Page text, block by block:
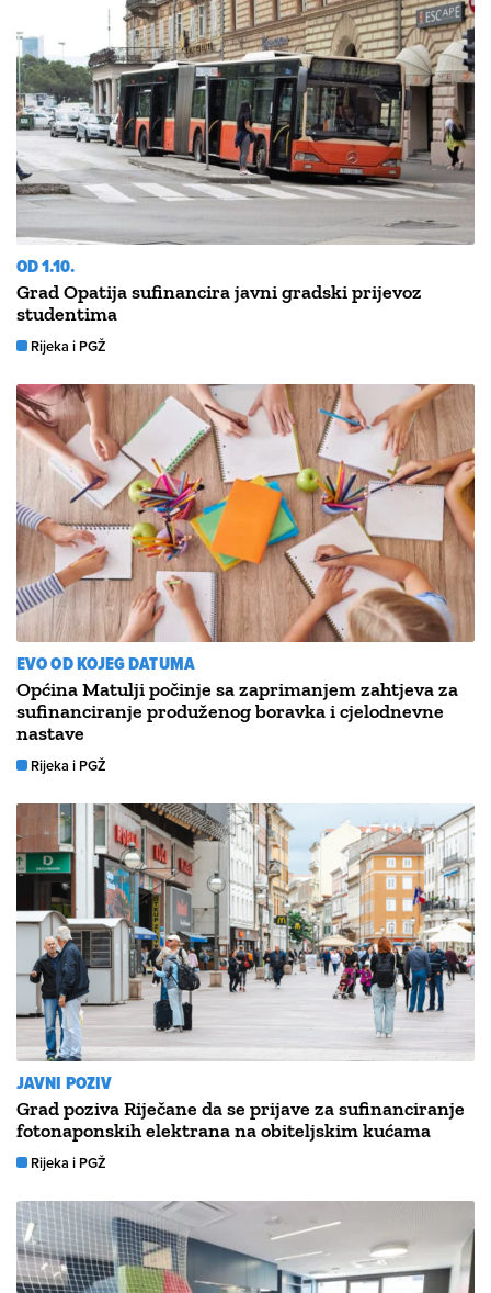
OD 1.10.
Grad Opatija sufinancira javni gradski prijevoz
studentima
Rijeka i PGŽ
EVO OD KOJEG DATUMA
Općina Matulji počinje sa zaprimanjem zahtjeva za
sufinanciranje produženog boravka i cjelodnevne
nastave
Rijeka i PGŽ
JAVNI POZIV
Grad poziva Riječane da se prijave za sufinanciranje
fotonaponskih elektrana na obiteljskim kućama
Rijeka i PGŽ